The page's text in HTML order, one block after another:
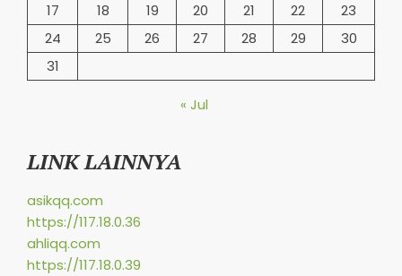
17
18 19 20 21 22
23
24
25 26 27 28 29
30
31
« Jul
LINK LAINNYA
asikqq.com
https://117.18.0.36
ahliqq.com
https://117.18.0.39